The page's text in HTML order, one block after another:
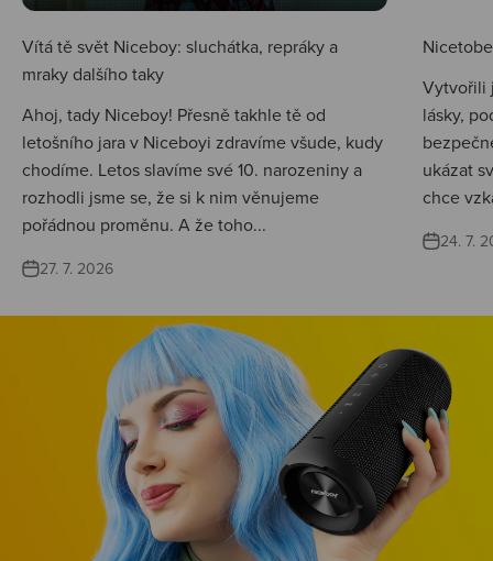
Vítá tě svět Niceboy: sluchátka, repráky a
mraky dalšího taky
Ahoj, tady Niceboy! Přesně takhle tě od
letošního jara v Niceboyi zdravíme všude, kudy
chodíme. Letos slavíme své 10. narozeniny a
rozhodli jsme se, že si k nim věnujeme
pořádnou proměnu. A že toho...
27. 7. 2026
Vytvořili
lásky,
ukázat
chce
24. 7.